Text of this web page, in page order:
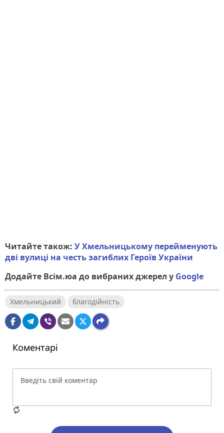
Читайте також: У Хмельницькому перейменують
дві вулиці на честь загиблих Героїв України
Додайте Всім.юа до вибраних джерел у Google
Хмельницький благодійність
Коментарі